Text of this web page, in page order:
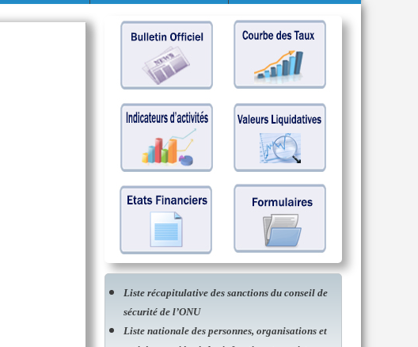
Liste récapitulative des sanctions du conseil de
sécurité de l’ONU
Liste nationale des personnes, organisations et